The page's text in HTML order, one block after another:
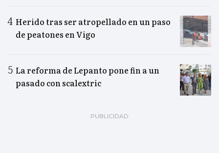
Herido tras ser atropellado en un paso
de peatones en Vigo
La reforma de Lepanto pone fin a un
pasado con scalextric